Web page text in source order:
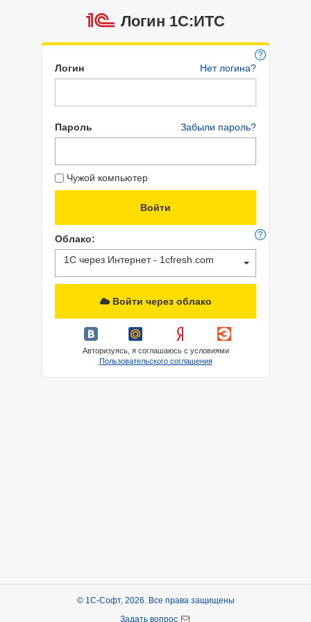
Логин 1C:ИТС
Логин Нет логина?
Пароль Забыли пароль?
Чужой компьютер
Облако:
1С через Интернет - 1cfresh.com
Войти через облако
Авторизуясь, я соглашаюсь с условиями
Пользовательского соглашения
© 1С-Софт, 2026. Все права защищены
Задать вопрос